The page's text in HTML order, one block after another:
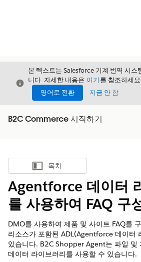
닫기
본 텍스트는 Salesforce 기계 번역 시스
니다. 자세한 내용은 여기 를 참조하세
영어로 전환
지금 안 함
B2C Commerce 시작하기
목차 표시
목차
Agentforce 데이터
를 사용하여 FAQ 구
DMO를 사용하여 제품 및 사이트 FAQ를
리소스가 포함된 ADL(Agentforce 데이터
있습니다. B2C Shopper Agent는 파일 및
데이터 라이브러리를 사용할 수 있습니다.